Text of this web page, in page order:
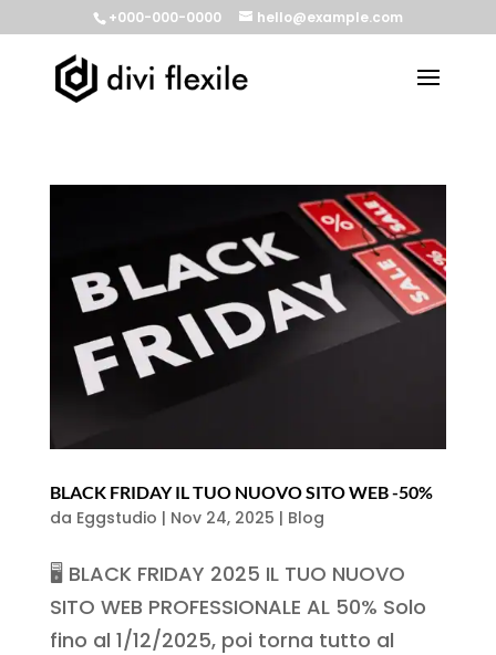
+000-000-0000 hello@example.com
BLACK FRIDAY IL TUO NUOVO SITO WEB -50%
da Eggstudio | Nov 24, 2025 | Blog
🖥️ BLACK FRIDAY 2025 IL TUO NUOVO
SITO WEB PROFESSIONALE AL 50% Solo
fino al 1/12/2025, poi torna tutto al